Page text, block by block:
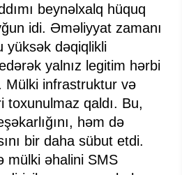
beynəlxalq hüquq
idi. Əməliyyat zamanı
yüksək dəqiqlikli
yalnız legitim hərbi
Mülki infrastruktur və
toxunulmaz qaldı. Bu,
həm də
bir daha sübut etdi.
mülki əhalini SMS